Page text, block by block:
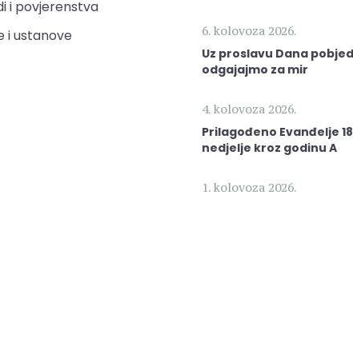
i povjerenstva
i ustanove
6. kolovoza 2026.
Uz proslavu Dana
odgajajmo za mir
4. kolovoza 2026.
Prilagođeno Evanđelje
nedjelje kroz godinu A
1. kolovoza 2026.